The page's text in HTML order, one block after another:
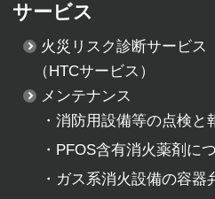
サービス
火災リスク診断サービス
（HTCサービス）
メンテナンス
・消防用設備等の点検と
・ PFOS含有消火薬剤に
・ ガス系消火設備の容器